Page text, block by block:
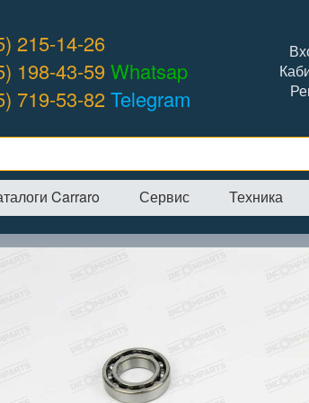
215-14-26
198-43-59Whatsap
719-53-82Telegram
Carraro Сервис Техника
→Интернет-магазин →Hidromek F03/30625